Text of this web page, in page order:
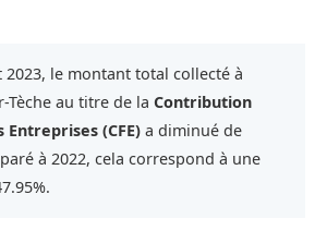
2023, le montant total collecté à
Tèche au titre de la Contribution
Entreprises (CFE) a diminué de
à 2022, cela correspond à une